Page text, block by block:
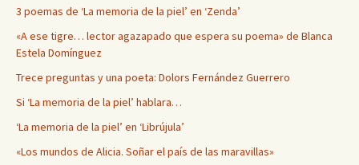
3 poemas de ‘La memoria de la piel’ en ‘Zenda’
«A ese tigre… lector agazapado que espera su poema» de Blanca
Estela Domínguez
Trece preguntas y una poeta: Dolors Fernández Guerrero
Si ‘La memoria de la piel’ hablara…
‘La memoria de la piel’ en ‘Librújula’
«Los mundos de Alicia. Soñar el país de las maravillas»